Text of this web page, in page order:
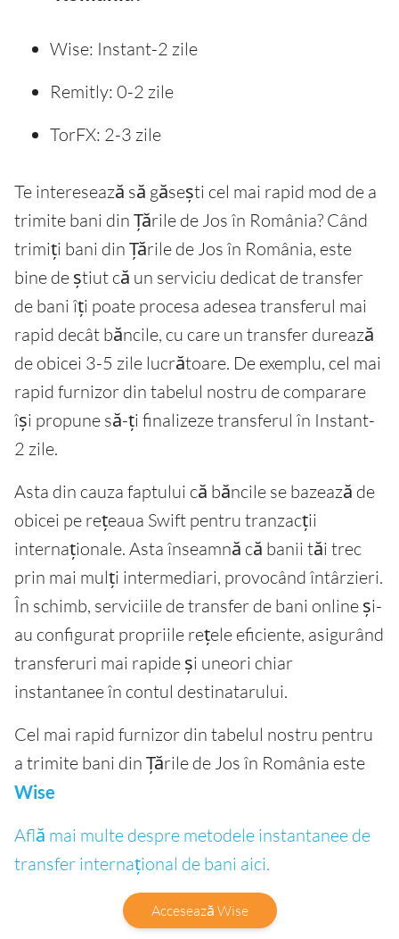
Wise: Instant-2 zile
Remitly: 0-2 zile
TorFX: 2-3 zile
Te interesează să găsești cel mai rapid mod de a
trimite bani din Țările de Jos în România? Când
trimiți bani din Țările de Jos în România, este
bine de știut că un serviciu dedicat de transfer
de bani îți poate procesa adesea transferul mai
rapid decât băncile, cu care un transfer durează
de obicei 3-5 zile lucrătoare. De exemplu, cel mai
rapid furnizor din tabelul nostru de comparare
își propune să-ți finalizeze transferul în Instant-
2 zile.
Asta din cauza faptului că băncile se bazează de
obicei pe rețeaua Swift pentru tranzacții
internaționale. Asta înseamnă că banii tăi trec
prin mai mulți intermediari, provocând întârzieri.
În schimb, serviciile de transfer de bani online și-
au configurat propriile rețele eficiente, asigurând
transferuri mai rapide și uneori chiar
instantanee în contul destinatarului.
Cel mai rapid furnizor din tabelul nostru pentru
a trimite bani din Țările de Jos în România este
Wise
Află mai multe despre metodele instantanee de
transfer internațional de bani aici.
Accesează Wise